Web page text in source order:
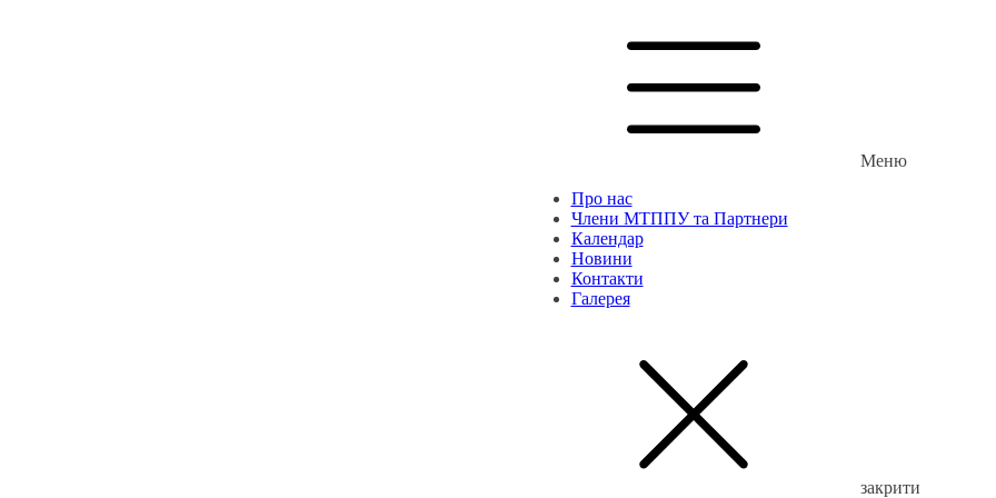
Меню
Про нас
Члени МТППУ та Партнери
Календар
Новини
Контакти
Галерея
закрити